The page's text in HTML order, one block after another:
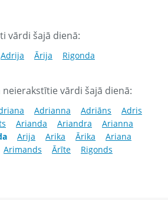
vārdi šajā dienā:
Adrija Ārija Rigonda
neierakstītie vārdi šajā dienā:
Adrianna Adriāns
Adris
Arianda Ariandra
Arianna
Arija Arika Ārika
Ariana
Arimands Ārīte Rigonds